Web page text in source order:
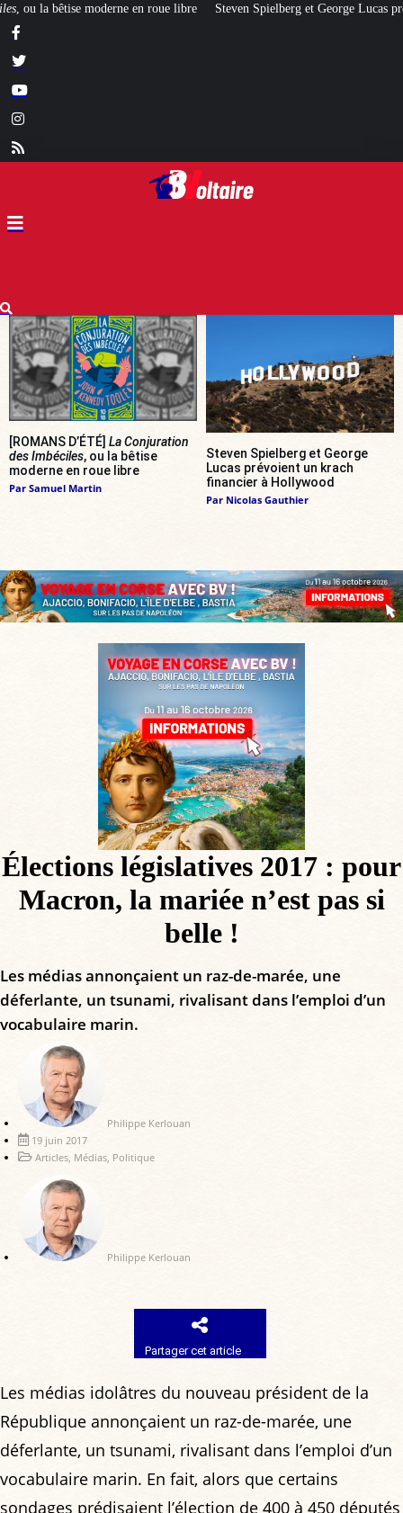
Steven Spielberg et George Lucas prévoient un krach financier à
[ROMANS D’ÉTÉ] La Conjuration
des Imbéciles, ou la bêtise
moderne en roue libre
Par Samuel Martin
Steven Spielberg et George
Lucas prévoient un krach
financier à Hollywood
Par Nicolas Gauthier
Élections législatives 2017 : pour
Macron, la mariée n’est pas si
belle !
Les médias annonçaient un raz-de-marée, une
déferlante, un tsunami, rivalisant dans l’emploi d’un
vocabulaire marin.
Philippe Kerlouan
19 juin 2017
Articles, Médias, Politique
Philippe Kerlouan
Partager cet article
Les médias idolâtres du nouveau président de la
République annonçaient un raz-de-marée, une
déferlante, un tsunami, rivalisant dans l’emploi d’un
vocabulaire marin. En fait, alors que certains
sondages prédisaient l’élection de 400 à 450 députés